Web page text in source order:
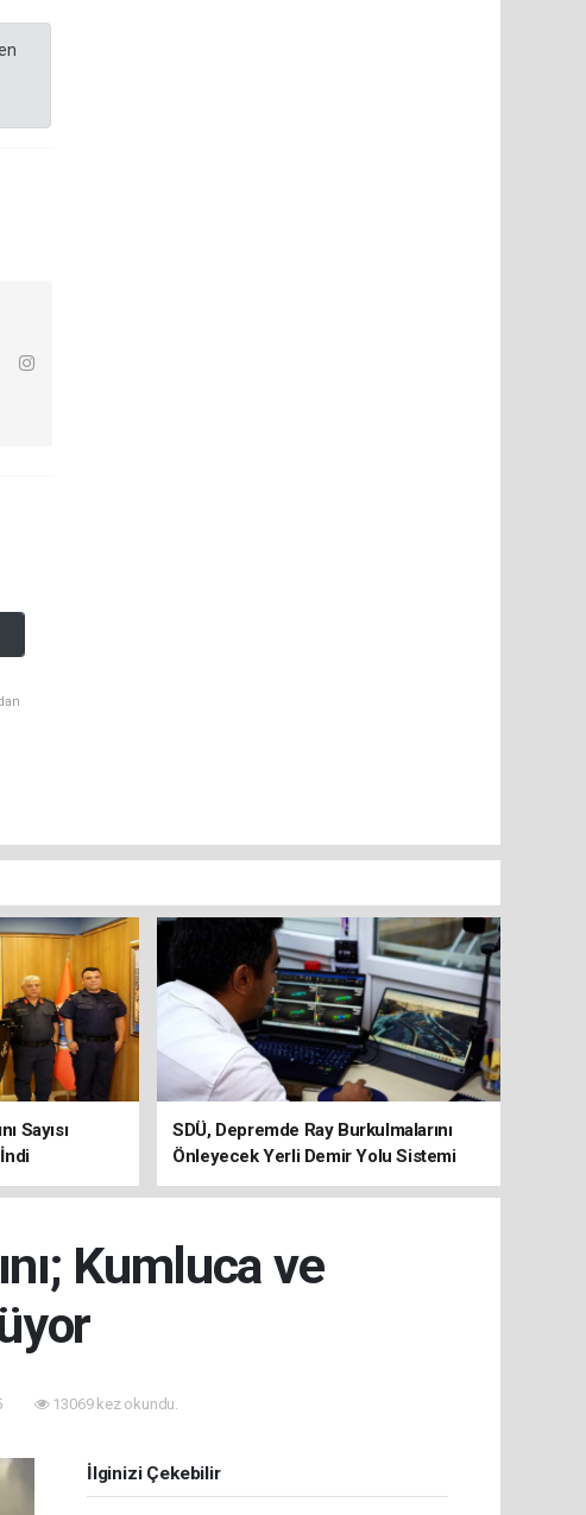
Sayısı
SDÜ, Depremde Ray Burkulmalarını
Önleyecek Yerli Demir Yolu Sistemi
Geliştiriyor
Kumluca ve
13069 kez okundu.
İlginizi Çekebilir